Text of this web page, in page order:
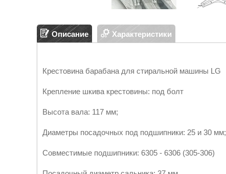
Описание Характеристики
Крестовина барабана для стиральной машины LG
Крепление шкива крестовины: под болт
Высота вала: 117 мм;
Диаметры посадочных под подшипники: 25 и 30 мм;
Совместимые подшипники: 6305 - 6306 (305-306)